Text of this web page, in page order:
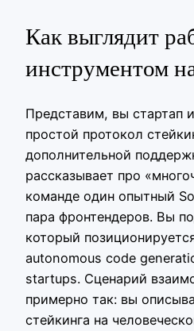
Как выглядит
инструментом
Представим, вы стартап
простой протокол
дополнительной
рассказывает про
команде один опытный
пара фронтендеров. Вы
который
autonomous code
startups. Сценарий
примерно так: вы
стейкинга на